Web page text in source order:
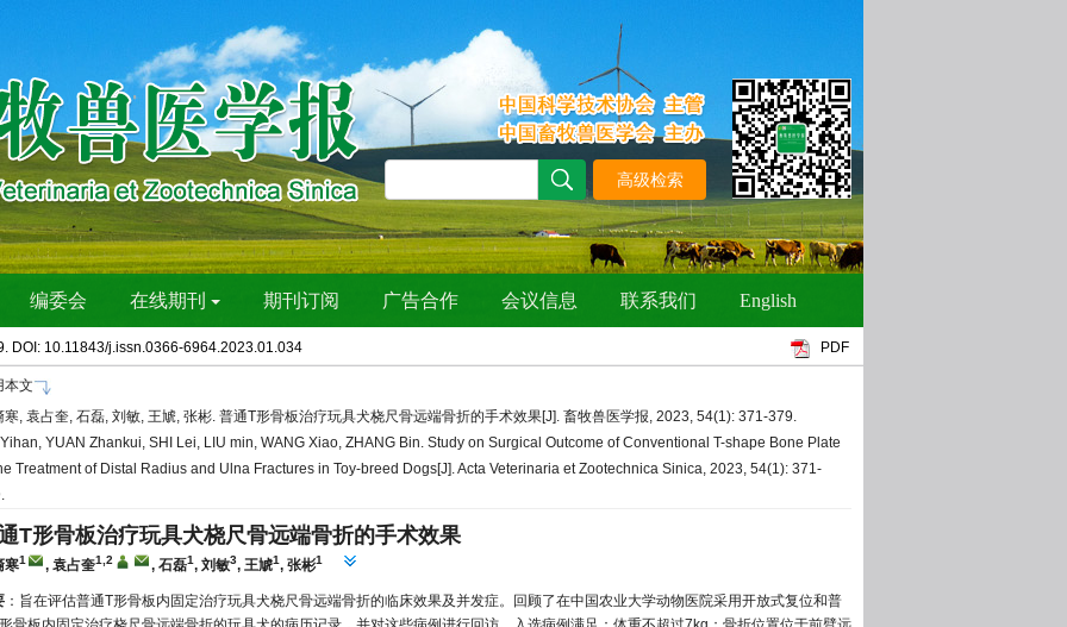
DOI: 10.11843/j.issn.0366-6964.2023.01.034 PDF
本文
寒, 袁占奎, 石磊, 刘敏, 王虓, 张彬. 普通T形骨板治疗玩具犬桡尺骨远端骨折的手术效果[J]. 畜牧兽医学报, 2023, 54(1): 371-379.
YUAN Zhankui, SHI Lei, LIU min, WANG Xiao, ZHANG Bin. Study on Surgical Outcome of Conventional T-shape Bone Plate
Treatment of Distal Radius and Ulna Fractures in Toy-breed Dogs[J]. Acta Veterinaria et Zootechnica Sinica, 2023, 54(1): 371-
T形骨板治疗玩具犬桡尺骨远端骨折的手术效果
寒1 , 袁占奎1,2 , 石磊1, 刘敏3, 王虓1, 张彬1
：旨在评估普通T形骨板内固定治疗玩具犬桡尺骨远端骨折的临床效果及并发症。回顾了在中国农业大学动物医院采用开放式复位和普